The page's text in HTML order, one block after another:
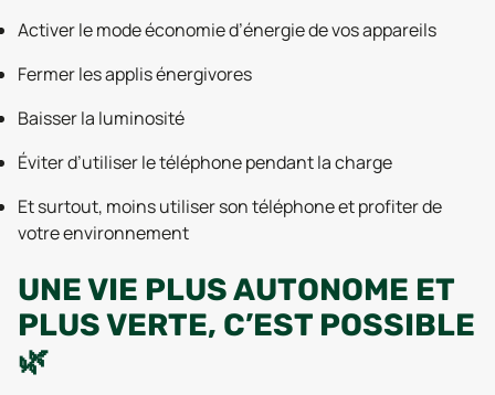
Activer le mode économie d’énergie de vos appareils
Fermer les applis énergivores
Baisser la luminosité
Éviter d’utiliser le téléphone pendant la charge
Et surtout, moins utiliser son téléphone et profiter de
votre environnement
UNE VIE PLUS AUTONOME ET
PLUS VERTE, C’EST POSSIBLE
🌿